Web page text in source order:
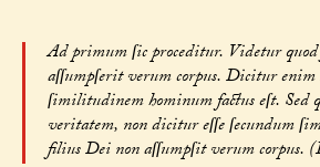
Ad primum ſic proceditur. Videtur
aſſumpſerit verum corpus. Dicitur
ſimilitudinem hominum factus eſt. Sed
veritatem, non dicitur eſſe ſecundum
filius Dei non aſſumpſit verum